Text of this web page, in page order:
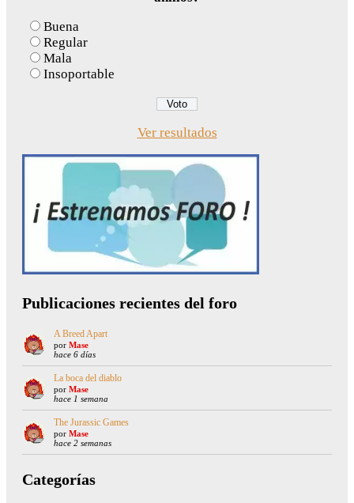
Buena
Regular
Mala
Insoportable
Ver resultados
Publicaciones recientes del foro
A Breed Apart
por Mase
hace 6 días
La boca del diablo
por Mase
hace 1 semana
The Jurassic Games
por Mase
hace 2 semanas
Categorías